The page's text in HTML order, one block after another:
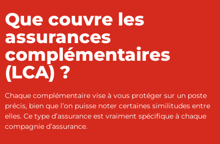
Que couvre les
assurances
complémentaires
(LCA) ?
Chaque complémentaire vise à vous protéger sur un poste
précis, bien que l’on puisse noter certaines similitudes entre
elles. Ce type d’assurance est vraiment spécifique à chaque
compagnie d’assurance.